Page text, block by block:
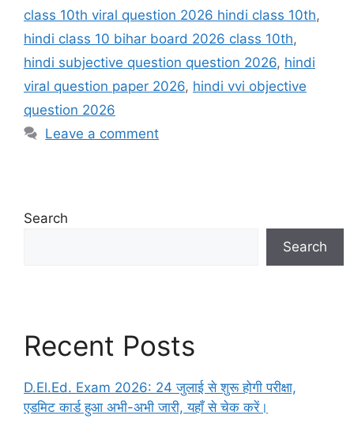
class 10th viral question 2026 hindi class 10th,
hindi class 10 bihar board 2026 class 10th,
hindi subjective question question 2026, hindi
viral question paper 2026, hindi vvi objective
question 2026
Leave a comment
Search
Search
Recent Posts
D.El.Ed. Exam 2026: 24 जुलाई से शुरू होगी परीक्षा,
एडमिट कार्ड हुआ अभी-अभी जारी, यहाँ से चेक करें।